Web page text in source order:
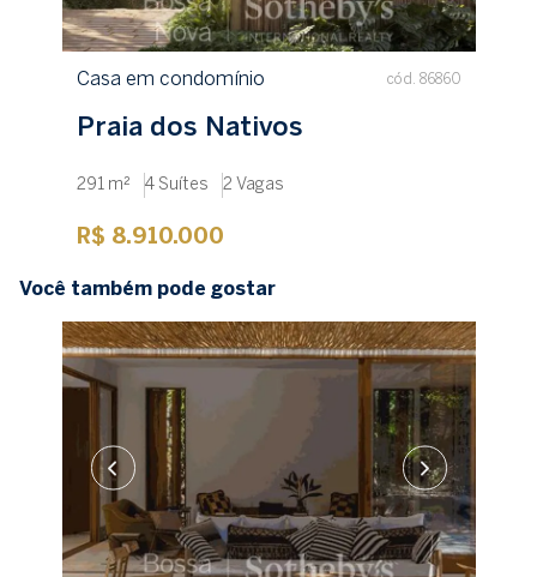
Casa em condomínio cód. 86860
Praia dos Nativos
291 m² 4 Suítes 2 Vagas
R$ 8.910.000
Você também pode gostar